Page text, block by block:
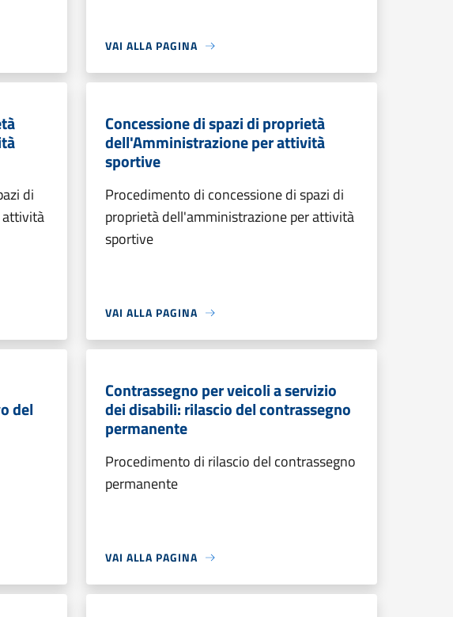
VAI ALLA PAGINA
di
attività
Concessione di spazi di proprietà
dell'Amministrazione per attività
sportive
Procedimento di concessione di spazi di
proprietà dell'amministrazione per attività
sportive
VAI ALLA PAGINA
del
Contrassegno per veicoli a servizio
dei disabili: rilascio del contrassegno
permanente
Procedimento di rilascio del contrassegno
permanente
VAI ALLA PAGINA